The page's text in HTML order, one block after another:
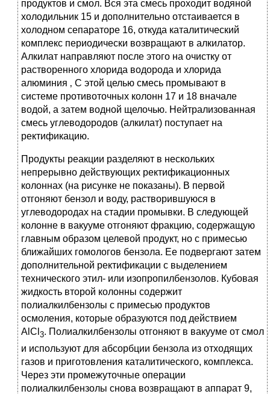
продуктов и смол. Вся эта смесь проходит водяной
холодильник 15 и дополнительно отстаивается в
холодном сепараторе 16, откуда каталитический
комплекс периодически возвращают в алкилатор.
Алкилат направляют после этого на очистку от
растворенного хлорида водорода и хлорида
алюминия ‚ С этой целью смесь промывают в
системе противоточных колонн 17 и 18 вначале
водой, а затем водной щелочью. Нейтрализованная
смесь углеводородов (алкилат) поступает на
ректификацию.
Продукты реакции разделяют в нескольких
непрерывно действующих ректификационных
колоннах (на рисунке не показаны). В первой
отгоняют бензол и воду, растворившуюся в
углеводородах на стадии промывки. В следующей
колонне в вакууме отгоняют фракцию, содержащую
главным образом целевой продукт, но с примесью
ближайших гомологов бензола. Ее подвергают затем
дополнительной ректификации с выделением
технического этил- или изопропилбензолов. Кубовая
жидкость второй колонны содержит
полиалкилбензолы с примесью продуктов
осмоления, которые образуются под действием
AlCl 3. Полиалкилбензолы отгоняют в вакууме от смол
и используют для абсорбции бензола из отходящих
газов и приготовления каталитического, комплекса.
Через эти промежуточные операции
полиалкилбензолы снова возвращают в аппарат 9,